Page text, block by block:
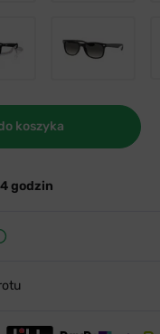
koszyka
godzin